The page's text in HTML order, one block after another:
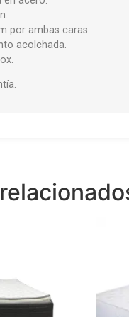
por ambas caras.
acolchada.